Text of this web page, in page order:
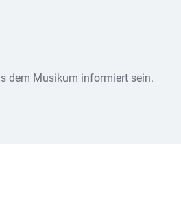
dem Musikum informiert sein.